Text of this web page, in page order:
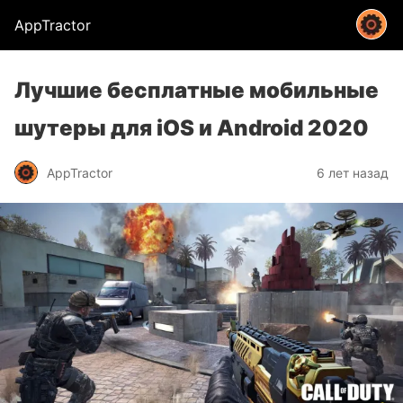
AppTractor
Лучшие бесплатные мобильные
шутеры для iOS и Android 2020
AppTractor 6 лет назад